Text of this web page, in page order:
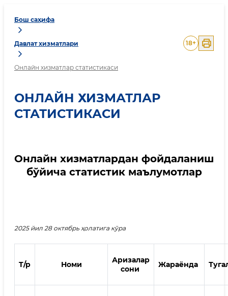
Бош саҳифа
Давлат хизматлари
Онлайн хизматлар статистикаси
18+
ОНЛАЙН ХИЗМАТЛАР
СТАТИСТИКАСИ
Онлайн хизматлардан фойдаланиш
бўйича статистик маълумотлар
2025 йил 28 октябрь ҳолатига кўра
T/p Номи
Аризалар
сони
Жараёнда